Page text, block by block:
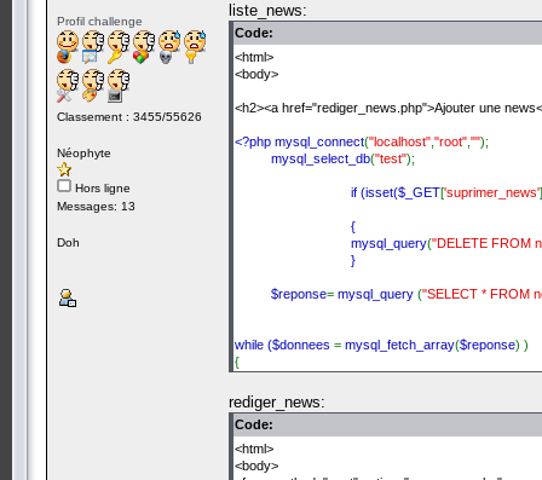
Profil challenge
Classement : 3455/55626
Néophyte
Hors ligne
Messages: 13
Doh
liste_news:
Code:
<html>
<body>
<h2><a href="rediger_news.php">Ajouter une
<?php mysql_connect("localhost" "root" "");
mysql_select_db("test");
if (isset($_GET['suprimer_news'
{
mysql_query("DELETE FROM
}
$reponse= mysql_query ("SELECT * FROM
while ($donnees = mysql_fetch_array($reponse) )
{
echo
echo':'.$donnees['titre'];
echo
rediger_news:
Code:
<html>
<body>